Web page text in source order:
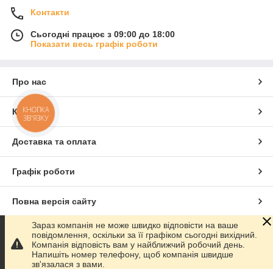
Контакти
Сьогодні працює з 09:00 до 18:00
Показати весь графік роботи
Про нас
Контакти
Доставка та оплата
Графік роботи
Повна версія сайту
Сайт створено на маркетплейсіProm.ua
Політика конфіденційності
Зараз компанія не може швидко відповісти на ваше
повідомлення, оскільки за її графіком сьогодні вихідний.
Компанія відповість вам у найближчий робочий день.
Напишіть номер телефону, щоб компанія швидше
зв'язалася з вами.
КНОПКА
ЗВ'ЯЗКУ